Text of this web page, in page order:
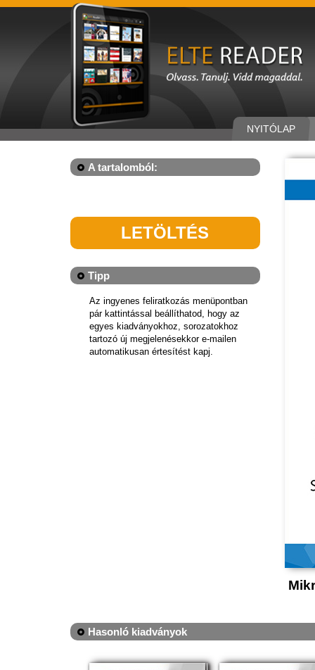
NYITÓLAP
A tartalomból:
LETÖLTÉS
Tipp
Az ingyenes feliratkozás menüpontban
pár kattintással beállíthatod, hogy az
egyes kiadványokhoz, sorozatokhoz
tartozó új megjelenésekkor e-mailen
automatikusan értesítést kapj.
Hasonló kiadványok